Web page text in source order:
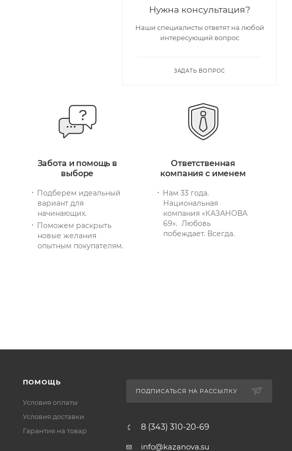
Нужна консультация?
Наши специалисты ответят на любой
интересующий вопрос
ЗАДАТЬ ВОПРОС
Забота и помощь в
выборе
Подберем идеальный
вариант для
начинающих.
Поможем раскрыть
новые желания
опытным покупателям.
Ответственная
компания с именем
Нам 33 года.
Национальная
компания «КАЗАНОВА
69». Любовь
побеждает. Всегда.
ПОМОЩЬ
Условия оплаты
Условия доставки
Гарантия на товар
ПОДПИСАТЬСЯ НА РАССЫЛКУ
8 (343) 310-20-69
info@kazanova.su